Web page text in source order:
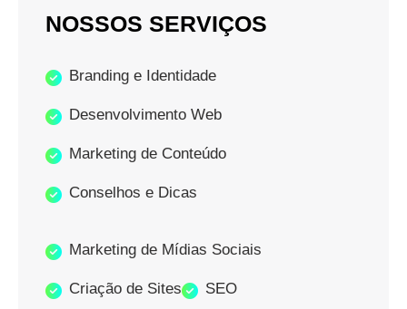
NOSSOS SERVIÇOS
Branding e Identidade
Desenvolvimento Web
Marketing de Conteúdo
Conselhos e Dicas
Marketing de Mídias Sociais
Criação de Sites SEO